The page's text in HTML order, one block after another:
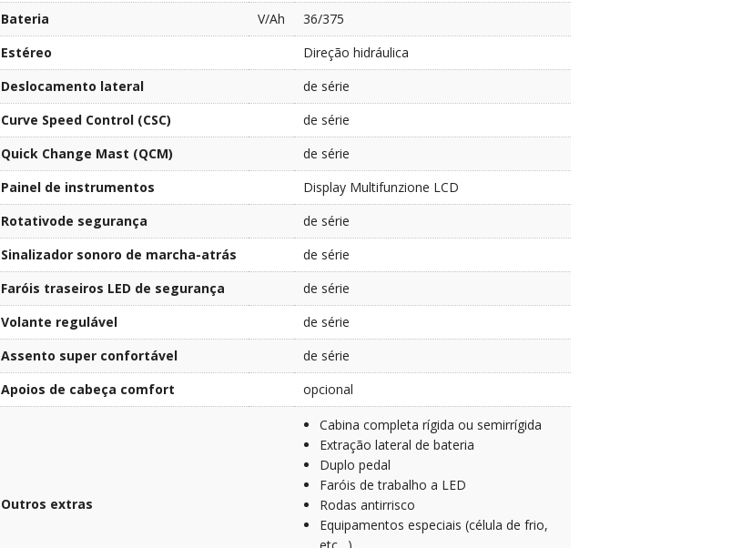
Bateria
V/Ah
36/375
Estéreo
Direção hidráulica
Deslocamento lateral
de série
Curve Speed Control (CSC)
de série
Quick Change Mast (QCM)
de série
Painel de instrumentos
Display Multifunzione LCD
Rotativode segurança
de série
Sinalizador sonoro de marcha-atrás
de série
Faróis traseiros LED de segurança
de série
Volante regulável
de série
Assento super confortável
de série
Apoios de cabeça comfort
opcional
Outros extras
Cabina completa rígida ou semirrígida
Extração lateral de bateria
Duplo pedal
Faróis de trabalho a LED
Rodas antirrisco
Equipamentos especiais (célula de frio,
etc…)